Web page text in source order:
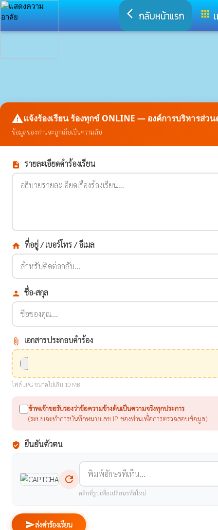
arrow_back_ios กลับหน้าแรก apps
report_problemแจ้งร้องเรียน ร้องทุกข์ ONLINE — องค์การบริหารส่ว
ข้อมูลของท่านจะถูกเก็บเป็นความลับ
description รายละเอียดคำร้องเรียน
home ที่อยู่ / เบอร์โทร / อีเมล
person ชื่อ-สกุล
attach_file เอกสารประกอบคำร้อง
ไฟล์ JPG ขนาดไม่เกิน 10 MB
ข้าพเจ้าขอรับรองว่าข้อความข้างต้นเป็นความจริงทุกประการ
(ระบบจะทำการบันทึกหมายเลข IP ของท่านเพื่อการตรวจสอบข้อมูล)
verified_user ยืนยันตัวตน
refresh
คลิกที่รูปเพื่อเปลี่ยนรหัสใหม่
sendส่งคำร้องเรียน